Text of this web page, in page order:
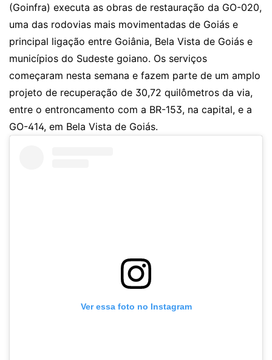
(Goinfra) executa as obras de restauração da GO-020,
uma das rodovias mais movimentadas de Goiás e
principal ligação entre Goiânia, Bela Vista de Goiás e
municípios do Sudeste goiano. Os serviços
começaram nesta semana e fazem parte de um amplo
projeto de recuperação de 30,72 quilômetros da via,
entre o entroncamento com a BR-153, na capital, e a
GO-414, em Bela Vista de Goiás.
Ver essa foto no Instagram